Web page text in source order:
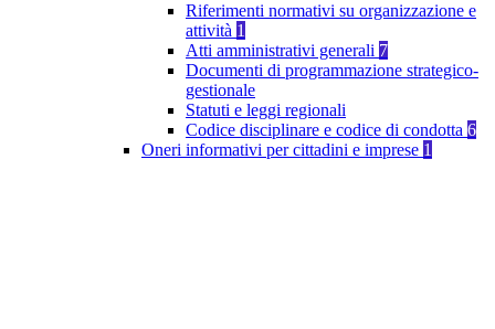
Riferimenti normativi su organizzazione e
attività 1
Atti amministrativi generali 7
Documenti di programmazione strategico-
gestionale
Statuti e leggi regionali
Codice disciplinare e codice di condotta 6
Oneri informativi per cittadini e imprese 1